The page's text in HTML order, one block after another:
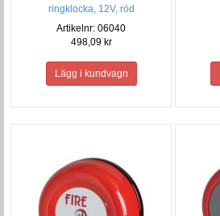
ringklocka, 12V, röd
Artikelnr: 06040
498,09 kr